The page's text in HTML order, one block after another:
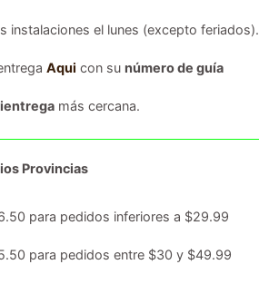
instalaciones el lunes (excepto feriados).
Aqui con su número de guía
más cercana.
Provincias
para pedidos inferiores a $29.99
para pedidos entre $30 y $49.99